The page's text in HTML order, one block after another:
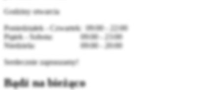
Godziny otwarcia
Poniedziałek - Czwartek: 09:00 - 22:00
Piątek - Sobota: 09:00 - 23:00
Niedziela: 09:00 - 20:00
Serdecznie zapraszamy!
Bądź na bieżąco